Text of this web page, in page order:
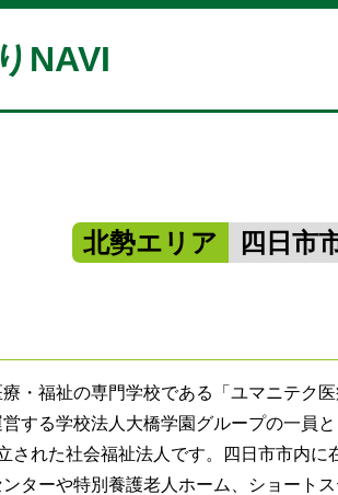
NAVI
北勢エリア 四日市
・福祉の専門学校である「ユマニテク医
する学校法人大橋学園グループの一員と
された社会福祉法人です。四日市市内に
ターや特別養護老人ホーム、ショートス